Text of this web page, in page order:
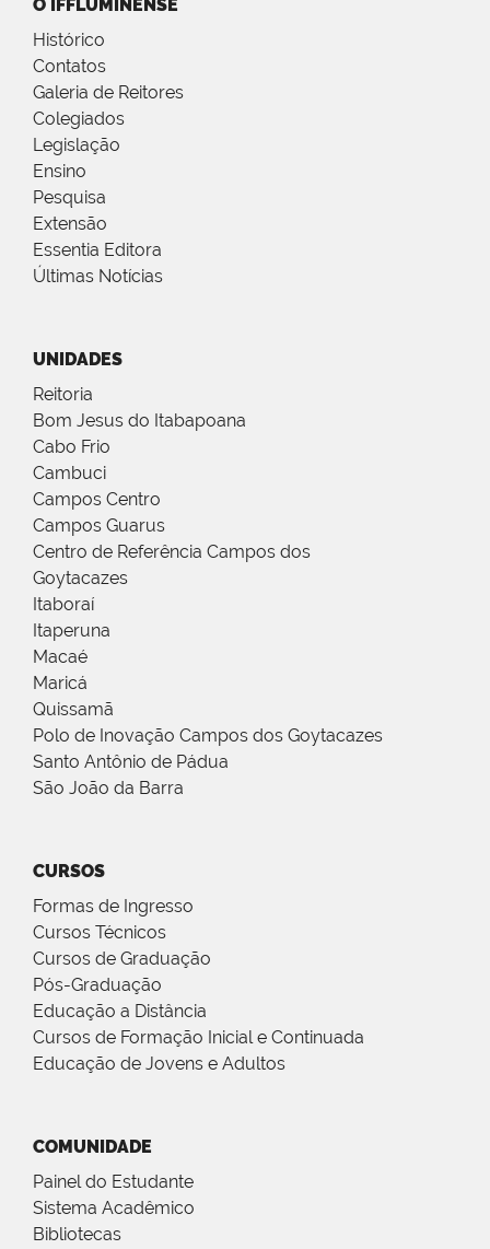
O IFFLUMINENSE
Histórico
Contatos
Galeria de Reitores
Colegiados
Legislação
Ensino
Pesquisa
Extensão
Essentia Editora
Últimas Notícias
UNIDADES
Reitoria
Bom Jesus do Itabapoana
Cabo Frio
Cambuci
Campos Centro
Campos Guarus
Centro de Referência Campos dos
Goytacazes
Itaboraí
Itaperuna
Macaé
Maricá
Quissamã
Polo de Inovação Campos dos Goytacazes
Santo Antônio de Pádua
São João da Barra
CURSOS
Formas de Ingresso
Cursos Técnicos
Cursos de Graduação
Pós-Graduação
Educação a Distância
Cursos de Formação Inicial e Continuada
Educação de Jovens e Adultos
COMUNIDADE
Painel do Estudante
Sistema Acadêmico
Bibliotecas